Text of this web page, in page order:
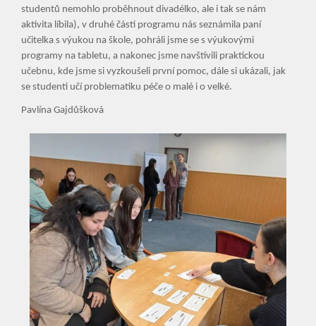
studentů nemohlo proběhnout divadélko, ale i tak se nám
aktivita líbila), v druhé části programu nás seznámila paní
učitelka s výukou na škole, pohráli jsme se s výukovými
programy na tabletu, a nakonec jsme navštívili praktickou
učebnu, kde jsme si vyzkoušeli první pomoc, dále si ukázali, jak
se studenti učí problematiku péče o malé i o velké.
Pavlína Gajdůšková